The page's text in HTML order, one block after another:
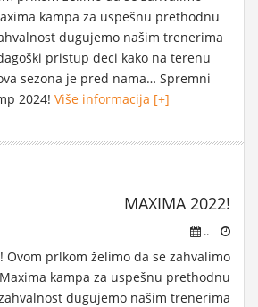
kampa za uspešnu prethodnu
dugujemo našim trenerima
pristup deci kako na terenu
sezona je pred nama… Spremni
2024! Više informacija [+]
MAXIMA 2022!
..
Ovom prlkom želimo da se zahvalimo
kampa za uspešnu prethodnu
dugujemo našim trenerima